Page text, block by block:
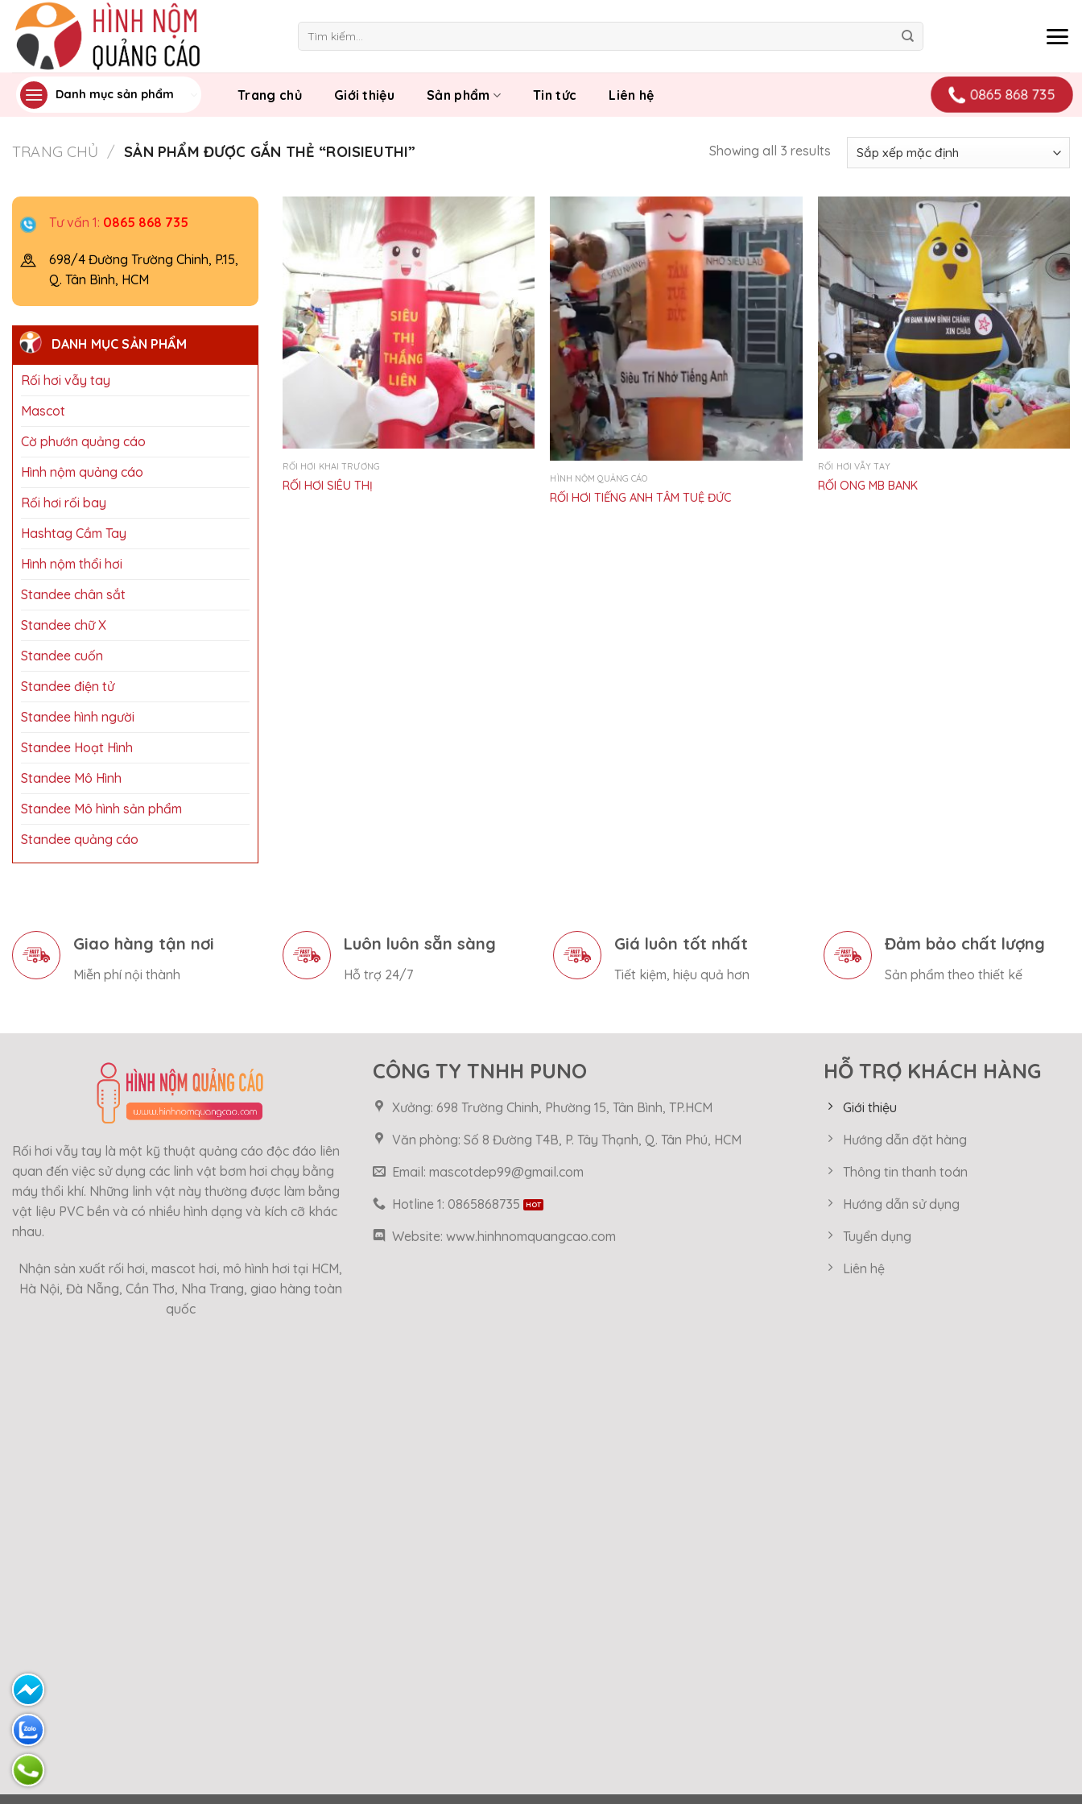
Skip
content
kiếm:
Danh mục sản phẩm Trang chủ Giới thiệu Sản phẩm Tin tức Liên hệ 0865 868 735
TRANG CHỦ / SẢN PHẨM ĐƯỢC GẮN THẺ “ROISIEUTHI” Showing all 3 results
Tư vấn 1: 0865 868 735
698/4 Đường Trường Chinh, P.15,
Q. Tân Bình, HCM
DANH MỤC SẢN PHẨM
Rối hơi vẫy tay
Mascot
Cờ phướn quảng cáo
Hình nộm quảng cáo
Rối hơi rối bay
Hashtag Cầm Tay
Hình nộm thổi hơi
Standee chân sắt
Standee chữ X
Standee cuốn
Standee điện tử
Standee hình người
Standee Hoạt Hình
Standee Mô Hình
Standee Mô hình sản phẩm
Standee quảng cáo
RỐI HƠI KHAI TRƯƠNG
RỐI HƠI SIÊU THỊ HÌNH NỘM QUẢNG CÁO
RỐI HƠI TIẾNG ANH TÂM TUỆ ĐỨC
RỐI HƠI VẪY TAY
RỐI ONG MB BANK
Giao hàng tận nơi
Miễn phí nội thành
Luôn luôn sẵn sàng
Hỗ trợ 24/7
Giá luôn tốt nhất
Tiết kiệm, hiệu quả hơn
Đảm bảo chất lượng
Sản phẩm theo thiết kế
Rối hơi vẫy tay là một kỹ thuật quảng cáo độc đáo liên
quan đến việc sử dụng các linh vật bơm hơi chạy bằng
máy thổi khí. Những linh vật này thường được làm bằng
vật liệu PVC bền và có nhiều hình dạng và kích cỡ khác
nhau.
Nhận sản xuất rối hơi, mascot hơi, mô hình hơi tại HCM,
Hà Nội, Đà Nẵng, Cần Thơ, Nha Trang, giao hàng toàn
quốc
CÔNG TY TNHH PUNO
Xưởng: 698 Trường Chinh, Phường 15, Tân Bình, TP.HCM
Văn phòng: Số 8 Đường T4B, P. Tây Thạnh, Q. Tân Phú, HCM
Email: mascotdep99@gmail.com
Hotline 1: 0865868735
Website: www.hinhnomquangcao.com
HỖ TRỢ KHÁCH HÀNG
Giới thiệu
Hướng dẫn đặt hàng
Thông tin thanh toán
Hướng dẫn sử dụng
Tuyển dụng
Liên hệ